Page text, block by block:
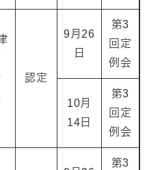
認定
9月26
日
第3
回定
例会
10月
14日
第3
回定
例会
第3